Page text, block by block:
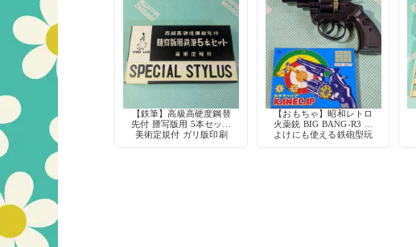
【鉄筆】高級高硬度鋼替
先付 謄写版用 5本セット
美術定規付 ガリ版印刷
【おもちゃ】昭和レトロ
火薬銃 BIG BANG-R3 熊
よけにも使える鉄砲型玩